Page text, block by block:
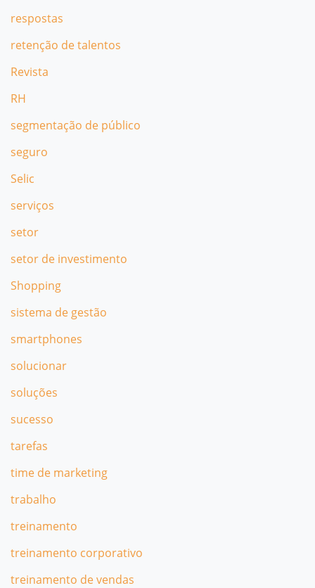
respostas
retenção de talentos
Revista
RH
segmentação de público
seguro
Selic
serviços
setor
setor de investimento
Shopping
sistema de gestão
smartphones
solucionar
soluções
sucesso
tarefas
time de marketing
trabalho
treinamento
treinamento corporativo
treinamento de vendas